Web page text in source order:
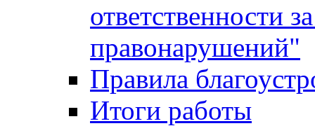
ответственности
правонарушений"
Правила
Итоги работы